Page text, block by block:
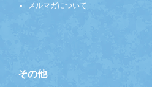
メルマガについて
その他